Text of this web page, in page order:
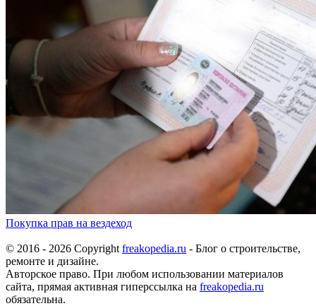
Покупка прав на вездеход
© 2016 - 2026 Copyright freakopedia.ru - Блог о строительстве,
ремонте и дизайне.
Авторское право. При любом использовании материалов
сайта, прямая активная гиперссылка на freakopedia.ru
обязательна.